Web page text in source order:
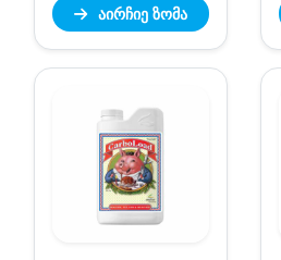
₾40.00
through
₾560.00
აირჩიე ზომა